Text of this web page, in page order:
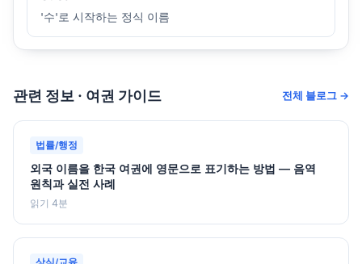
'수'로 시작하는 정식 이름
관련 정보 · 여권 가이드 전체 블로그 →
법률/행정
외국 이름을 한국 여권에 영문으로 표기하는 방법 — 음역
원칙과 실전 사례
읽기 4분